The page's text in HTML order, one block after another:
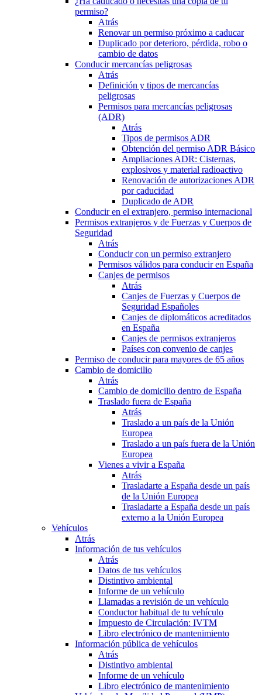
permiso?
Atrás
Renovar un permiso próximo a caducar
Duplicado por deterioro, pérdida, robo o
cambio de datos
Conducir mercancías peligrosas
Atrás
Definición y tipos de mercancías
peligrosas
Permisos para mercancías peligrosas
(ADR)
Atrás
Tipos de permisos ADR
Obtención del permiso ADR Básico
Ampliaciones ADR: Cisternas,
explosivos y material radioactivo
Renovación de autorizaciones ADR
por caducidad
Duplicado de ADR
Conducir en el extranjero, permiso internacional
Permisos extranjeros y de Fuerzas y Cuerpos de
Seguridad
Atrás
Conducir con un permiso extranjero
Permisos válidos para conducir en España
Canjes de permisos
Atrás
Canjes de Fuerzas y Cuerpos de
Seguridad Españoles
Canjes de diplomáticos acreditados
en España
Canjes de permisos extranjeros
Países con convenio de canjes
Permiso de conducir para mayores de 65 años
Cambio de domicilio
Atrás
Cambio de domicilio dentro de España
Traslado fuera de España
Atrás
Traslado a un país de la Unión
Europea
Traslado a un país fuera de la Unión
Europea
Vienes a vivir a España
Atrás
Trasladarte a España desde un país
de la Unión Europea
Trasladarte a España desde un país
externo a la Unión Europea
Vehículos
Atrás
Información de tus vehículos
Atrás
Datos de tus vehículos
Distintivo ambiental
Informe de un vehículo
Llamadas a revisión de un vehículo
Conductor habitual de tu vehículo
Impuesto de Circulación: IVTM
Libro electrónico de mantenimiento
Información pública de vehículos
Atrás
Distintivo ambiental
Informe de un vehículo
Libro electrónico de mantenimiento